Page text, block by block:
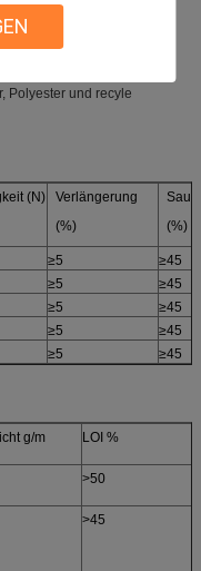
Polyester und recyle
(N)
Verlängerung
(%)
(%)
≥5
≥45
≥5
≥45
≥5
≥45
≥5
≥45
≥5 ≥45
g/m LOI %
>50
>45